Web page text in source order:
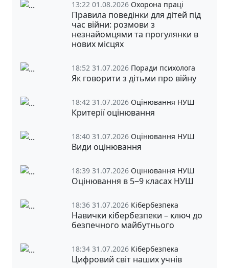
13:22 01.08.2026 Охорона праці
Правила поведінки для дітей під
час війни: розмови з
незнайомцями та прогулянки в
нових місцях
18:52 31.07.2026 Поради психолога
Як говорити з дітьми про війну
18:42 31.07.2026 Оцінювання НУШ
Критерії оцінювання
18:40 31.07.2026 Оцінювання НУШ
Види оцінювання
18:39 31.07.2026 Оцінювання НУШ
Оцінювання в 5‒9 класах НУШ
18:36 31.07.2026 Кібербезпека
Навички кібербезпеки – ключ до
безпечного майбутнього
18:34 31.07.2026 Кібербезпека
Цифровий світ наших учнів